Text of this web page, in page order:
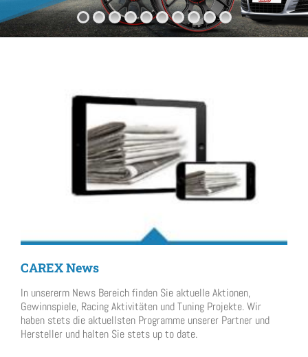
CAREX News
In unsererm News Bereich finden Sie aktuelle Aktionen,
Gewinnspiele, Racing Aktivitäten und Tuning Projekte. Wir
haben stets die aktuellsten Programme unserer Partner und
Hersteller und halten Sie stets up to date.